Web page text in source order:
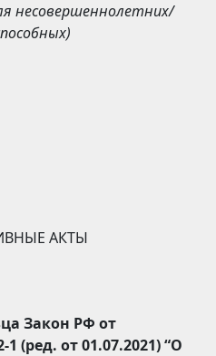
несовершеннолетних/
АКТЫ
Закон РФ от
1 (ред. от 01.07.2021) “О